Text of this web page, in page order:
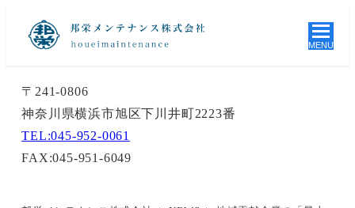
MENU
〒241-0806
神奈川県横浜市旭区下川井町2223番
TEL:045-952-0061
FAX:045-951-6049